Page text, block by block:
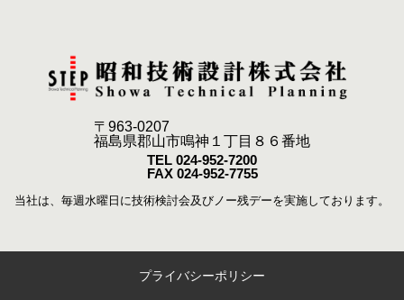
〒963-0207
福島県郡山市鳴神１丁目８６番地
TEL 024-952-7200
FAX 024-952-7755
当社は、毎週水曜日に技術検討会及びノー残デーを実施しております。
プライバシーポリシー